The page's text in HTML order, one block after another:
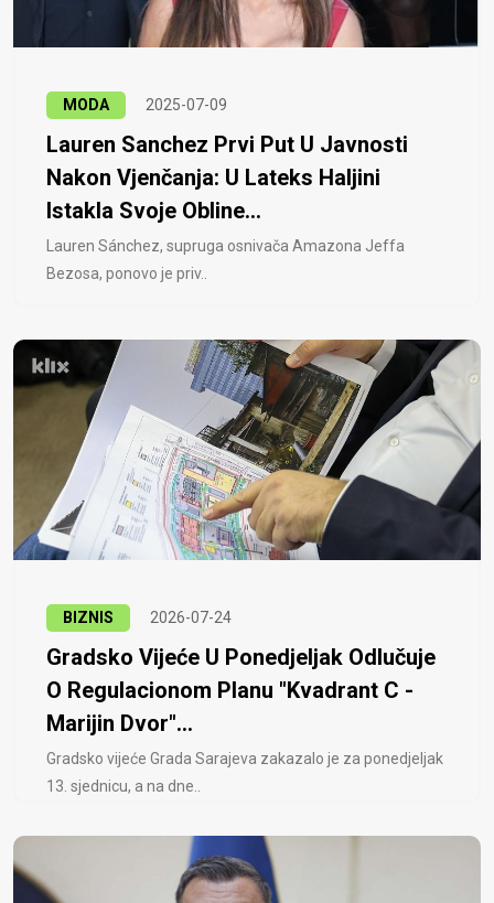
MODA 2025-07-09
Lauren Sanchez Prvi Put U Javnosti
Nakon Vjenčanja: U Lateks Haljini
Istakla Svoje Obline...
Lauren Sánchez, supruga osnivača Amazona Jeffa
Bezosa, ponovo je priv..
BIZNIS 2026-07-24
Gradsko Vijeće U Ponedjeljak Odlučuje
O Regulacionom Planu "Kvadrant C -
Marijin Dvor"...
Gradsko vijeće Grada Sarajeva zakazalo je za ponedjeljak
13. sjednicu, a na dne..